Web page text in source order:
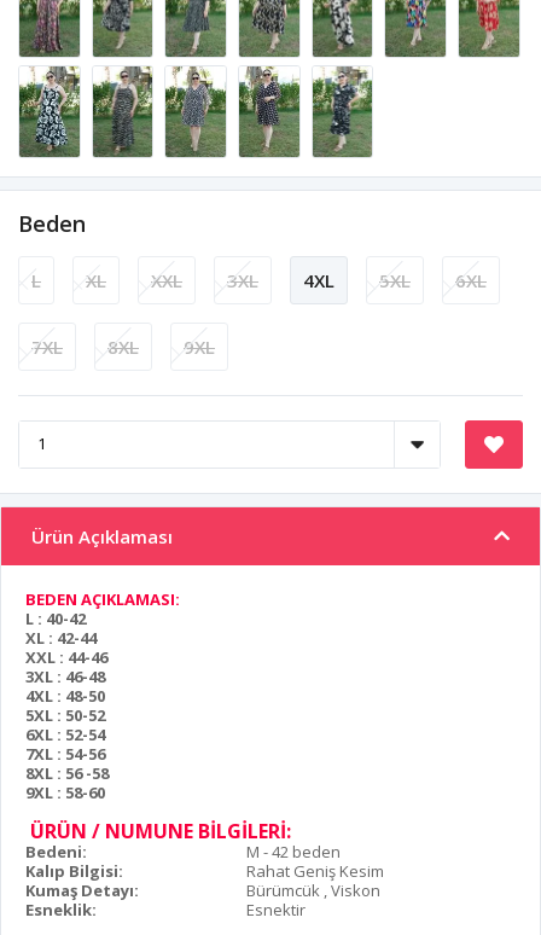
Beden
L XL XXL 3XL 4XL 5XL 6XL
7XL 8XL 9XL
Ürün Açıklaması
BEDEN AÇIKLAMASI:
L : 40-42
XL : 42-44
XXL : 44-46
3XL : 46-48
4XL : 48-50
5XL : 50-52
6XL : 52-54
7XL : 54-56
8XL : 56 -58
9XL : 58-60
ÜRÜN / NUMUNE BİLGİLERİ:
Bedeni:
M - 42 beden
Kalıp Bilgisi:
Rahat Geniş Kesim
Kumaş Detayı:
Bürümcük , Viskon
Esneklik:
Esnektir